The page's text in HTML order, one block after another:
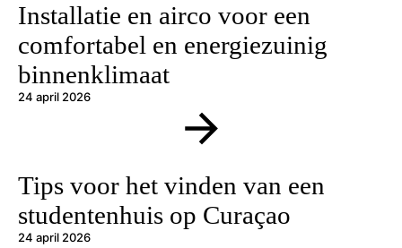
Installatie en airco voor een
comfortabel en energiezuinig
binnenklimaat
24 april 2026
Tips voor het vinden van een
studentenhuis op Curaçao
24 april 2026